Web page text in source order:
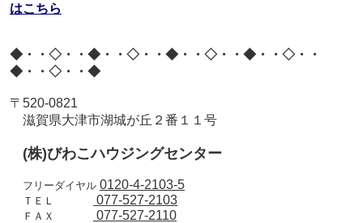
はこちら
◆・・◇・・◆・・◇・・◆・・◇・・◆・・◇・・
◆・・◇・・◆
〒 520-0821
滋賀県大津市湖城が丘２番１１号
(株)びわこハウジングセンター
フリーダイヤル 0120-4-2103-5
ＴＥＬ 077-527-2103
ＦＡＸ 077-527-2110